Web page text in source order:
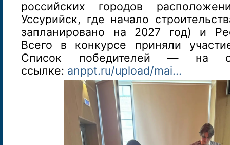
российских городов
Уссурийск, где начало
запланировано на 2027 год) и
Всего в конкурсе приняли
Список победителей — на
ссылке: anppt.ru/upload/mai...